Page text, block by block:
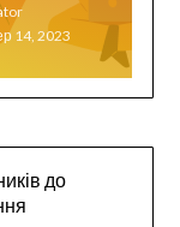
14, 2023
до